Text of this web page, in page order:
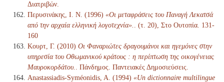
Διατριβών.
Περυσινάκης, Ι. Ν. (1996) «Οι μεταφράσεις του Παναγή Λεκατσά
από την αρχαία ελληνική λογοτεχνία».
. (τ. 20), Στο Ουτοπία. 131-
160
Κουρτ, Γ. (2010) Οι Φαναριώτες δραγουμάνοι και ηγεμόνες στην
υπηρεσία του Οθωμανικού κράτους : η περίπτωση της οικογένειας
Μαυροκορδάτου.
. Πάνδημος. Παντειακές Δημοσιεύσεις.
Anastassiadis-Syméonidis, A. (1994) «Un dictionnaire multilingue